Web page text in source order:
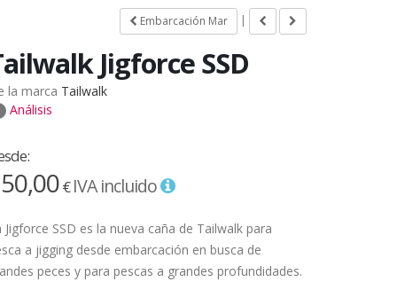
Embarcación Mar |
Jigforce SSD
la marca Tailwalk
Análisis
€IVA incluido
Jigforce SSD es la nueva caña de Tailwalk para
a jigging desde embarcación en busca de
peces y para pescas a grandes profundidades.